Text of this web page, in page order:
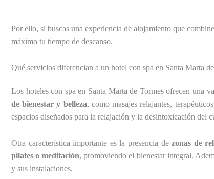
Por ello, si buscas una experiencia de alojamiento que
máximo tu tiempo de descanso.
Qué servicios diferencian a un hotel con spa en Santa Marta
Los hoteles con spa en Santa Marta de Tormes ofrecen una
de bienestar y belleza, como masajes relajantes,
espacios diseñados para la relajación y la desintoxicación del
Otra característica importante es la presencia dezonas de
pilates o meditación, promoviendo el bienestar integral.
y sus instalaciones.